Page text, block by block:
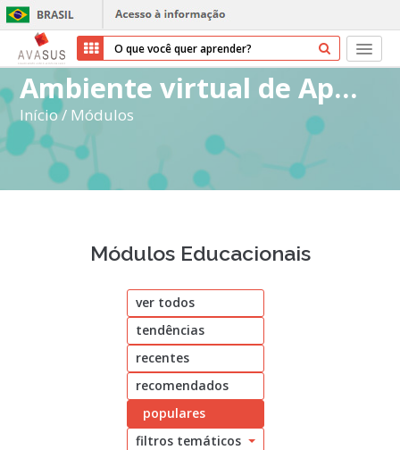
Início
Cursos
Parceiros
Transparência
Ajuda
Entrar
Cadastrar
Ambiente virtual de Aprendizagem do SUS
Início/ Módulos
Módulos Educacionais
ver todos
tendências
recentes
recomendados
populares
filtros temáticos